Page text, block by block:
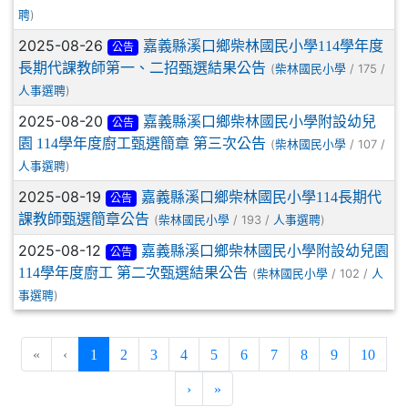
聘)
2025-08-26 公告
嘉義縣溪口鄉柴林國民小學114學年度
長期代課教師第一、二招甄選結果公告 (柴林國民小學 / 175 /
人事選聘)
2025-08-20 公告
嘉義縣溪口鄉柴林國民小學附設幼兒
園 114學年度廚工甄選簡章 第三次公告 (柴林國民小學 / 107 /
人事選聘)
2025-08-19 公告
嘉義縣溪口鄉柴林國民小學114長期代
課教師甄選簡章公告 (柴林國民小學 / 193 / 人事選聘)
2025-08-12 公告
嘉義縣溪口鄉柴林國民小學附設幼兒園
114學年度廚工 第二次甄選結果公告 (柴林國民小學 / 102 / 人
事選聘)
« ‹ 1 (current)
2 3 4 5 6 7 8 9 10
› »